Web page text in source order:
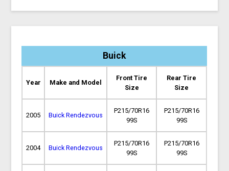
Buick
Year Make and Model
Front Tire
Size
Rear Tire
Size
2005 Buick Rendezvous
P215/70R16
99S
P215/70R16
99S
2004 Buick Rendezvous
P215/70R16
99S
P215/70R16
99S